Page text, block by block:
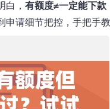
白， 有额度≠一定能下款
请细节把控，手把手教